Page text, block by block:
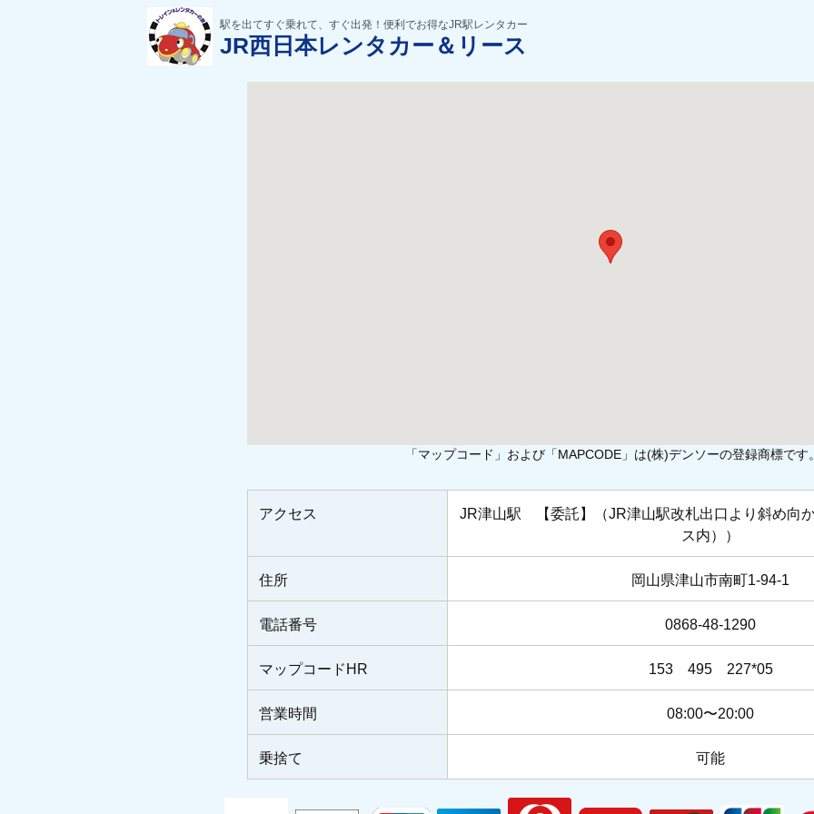
駅を出てすぐ乗れて、すぐ出発！便利でお得なJR駅レンタカー
JR西日本レンタカー＆リース
「マップコード」および「MAPCODE」は(株)デンソーの登録商標です
アクセス
JR津山駅 【委託】（JR津山駅改札出口より斜め向
ス内））
住所 岡山県津山市南町1-94-1
電話番号 0868-48-1290
マップコードHR 153 495 227*05
営業時間 08:00〜20:00
乗捨て 可能